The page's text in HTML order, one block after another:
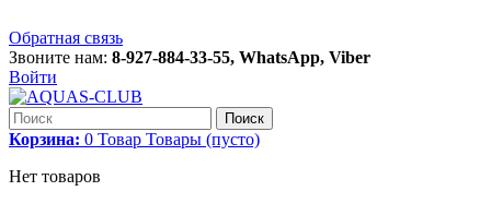
Обратная связь
Звоните нам: 8-927-884-33-55, WhatsApp, Viber
Войти
Поиск
Корзина: 0 Товар Товары (пусто)
Нет товаров